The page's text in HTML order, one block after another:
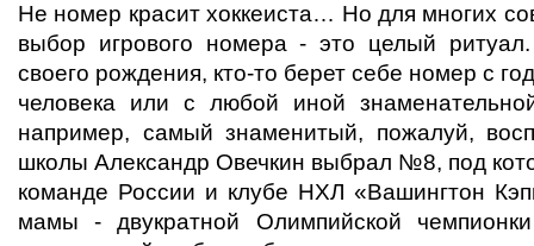
Не номер красит хоккеиста… Но для многих
выбор игрового номера - это целый
своего рождения, кто-то берет себе номер с
человека или с любой иной
например, самый знаменитый, пожалуй,
школы Александр Овечкин выбрал №8, под
команде России и клубе НХЛ «Вашингтон
мамы - двукратной Олимпийской